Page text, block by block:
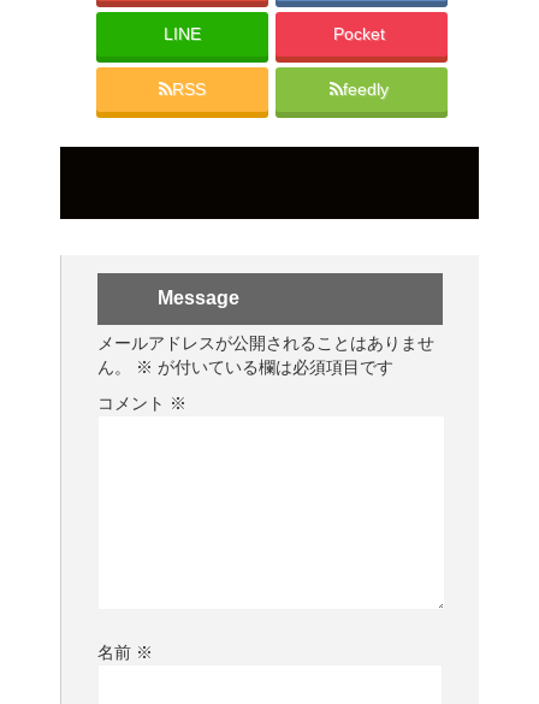
LINE Pocket
RSS feedly
Message
メールアドレスが公開されることはありませ
ん。
※ が付いている欄は必須項目です
コメント ※
名前 ※